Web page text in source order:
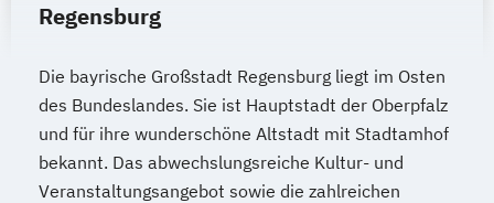
Regensburg
Die bayrische Großstadt Regensburg liegt im Osten
des Bundeslandes. Sie ist Hauptstadt der Oberpfalz
und für ihre wunderschöne Altstadt mit Stadtamhof
bekannt. Das abwechslungsreiche Kultur- und
Veranstaltungsangebot sowie die zahlreichen